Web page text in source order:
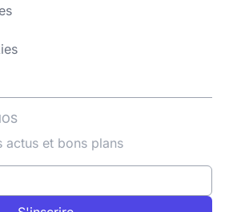
actus et bons plans